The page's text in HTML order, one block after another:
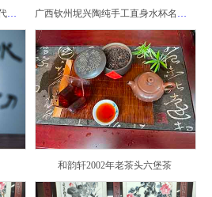
创艺文化和韵坭兴钦州60—80年代坭兴陶老壶——玉奎壶 广西钦州坭兴陶纯手工直身水杯名家陶瓷大师紫砂建水紫陶
和韵轩2002年老茶头六堡茶